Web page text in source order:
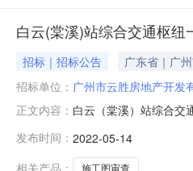
白云(棠溪)站综合交通枢
招标｜招标公告
广东省｜广
招标单位： 广州市云胜房地产开发
正文内容： 白云（棠溪）站综合交
公开比选，并有权从响
容交通枢纽用地、商业
发布时间： 2022-05-14
施工图审查